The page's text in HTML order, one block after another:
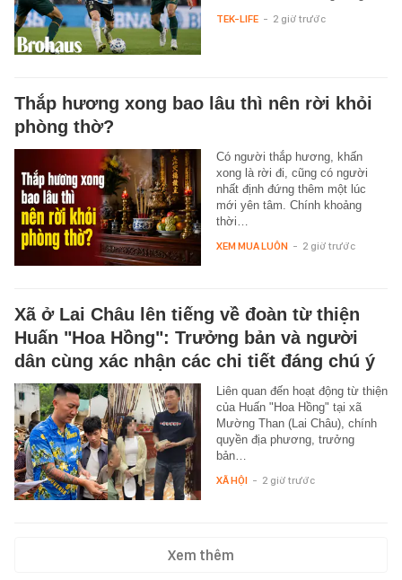
TEK-LIFE - 2 giờ trước
Thắp hương xong bao lâu thì nên rời khỏi
phòng thờ?
Có người thắp hương, khấn
xong là rời đi, cũng có người
nhất định đứng thêm một lúc
mới yên tâm. Chính khoảng
thời…
XEM MUA LUÔN - 2 giờ trước
Xã ở Lai Châu lên tiếng về đoàn từ thiện
Huấn "Hoa Hồng": Trưởng bản và người
dân cùng xác nhận các chi tiết đáng chú ý
Liên quan đến hoạt động từ thiện
của Huấn "Hoa Hồng" tại xã
Mường Than (Lai Châu), chính
quyền địa phương, trưởng
bản…
XÃ HỘI - 2 giờ trước
Xem thêm